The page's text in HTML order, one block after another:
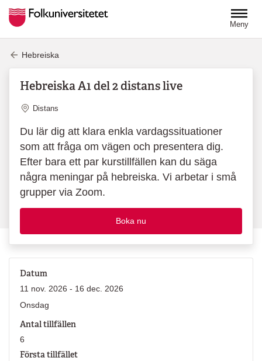
Meny
Hebreiska
Hebreiska A1 del 2 distans live
Plats
Distans
Du lär dig att klara enkla vardagssituationer
som att fråga om vägen och presentera dig.
Efter bara ett par kurstillfällen kan du säga
några meningar på hebreiska. Vi arbetar i små
grupper via Zoom.
Boka nu
Datum
11 nov. 2026 - 16 dec. 2026
Onsdag
Antal tillfällen
6
Första tillfället